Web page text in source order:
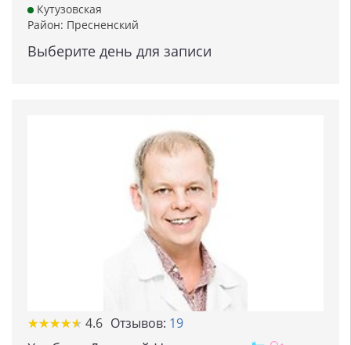
Кутузовская
Район: Пресненский
Выберите день для записи
★★★★★
★★★★★ 4.6 Отзывов: 19